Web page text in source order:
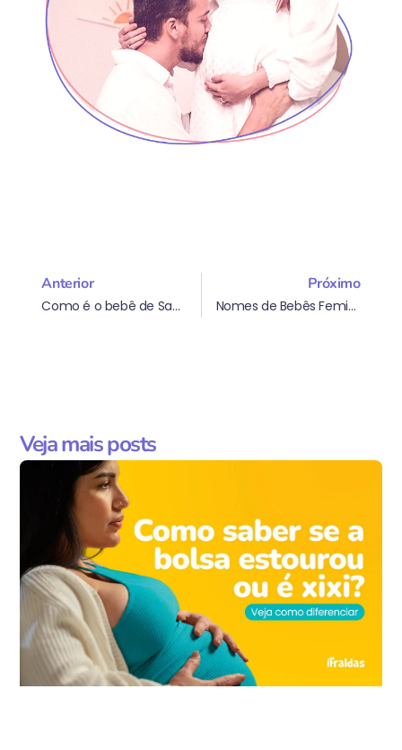
Anterior
Como é o bebê de Sagitário: 6 características desse signo
Próximo
Nomes de Bebês Femininos: Tendências 2022
Veja mais posts